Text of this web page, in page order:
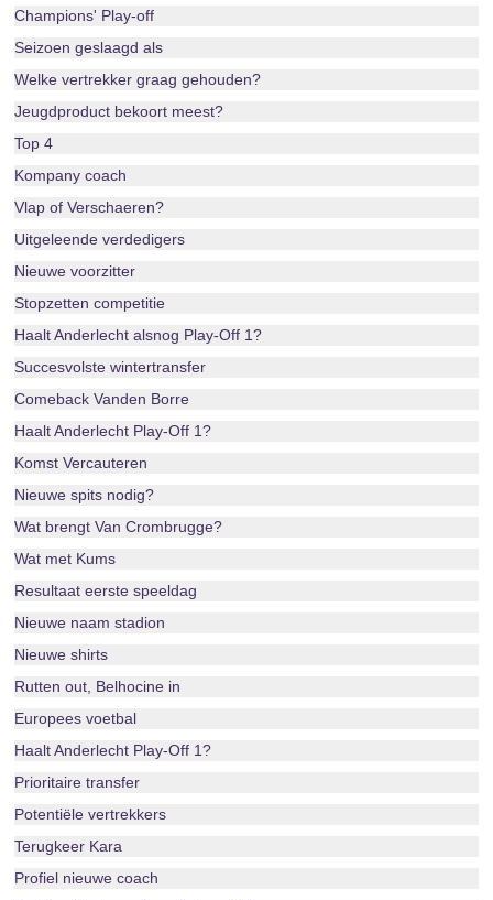
Champions' Play-off
Seizoen geslaagd als
Welke vertrekker graag gehouden?
Jeugdproduct bekoort meest?
Top 4
Kompany coach
Vlap of Verschaeren?
Uitgeleende verdedigers
Nieuwe voorzitter
Stopzetten competitie
Haalt Anderlecht alsnog Play-Off 1?
Succesvolste wintertransfer
Comeback Vanden Borre
Haalt Anderlecht Play-Off 1?
Komst Vercauteren
Nieuwe spits nodig?
Wat brengt Van Crombrugge?
Wat met Kums
Resultaat eerste speeldag
Nieuwe naam stadion
Nieuwe shirts
Rutten out, Belhocine in
Europees voetbal
Haalt Anderlecht Play-Off 1?
Prioritaire transfer
Potentiële vertrekkers
Terugkeer Kara
Profiel nieuwe coach